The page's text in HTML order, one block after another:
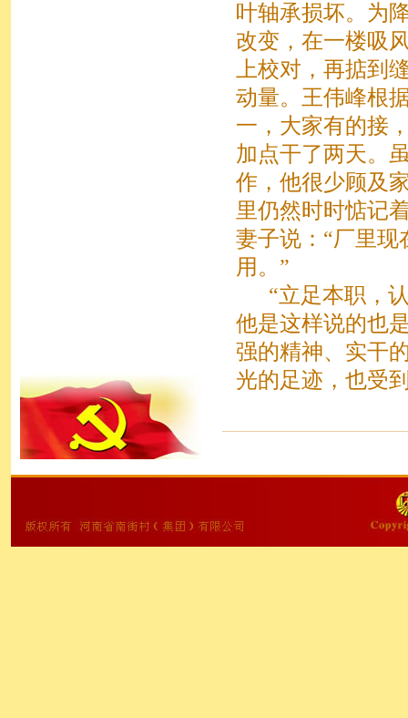
叶轴承损坏。为
改变，在一楼吸
上校对，再掂到
动量。王伟峰根
一，大家有的接
加点干了两天。
作，他很少顾及
里仍然时时惦记
妻子说：“厂里
用。”
“立足本职，认
他是这样说的也
强的精神、实干
光的足迹，也受